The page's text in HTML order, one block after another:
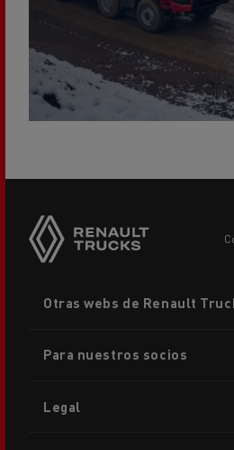
menu
Otras webs de Renault
Para nuestros socios
Legal